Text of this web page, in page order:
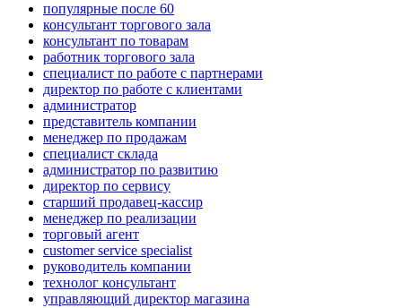
популярные после 60
консультант торгового зала
консультант по товарам
работник торгового зала
специалист по работе с партнерами
директор по работе с клиентами
администратор
представитель компании
менеджер по продажам
специалист склада
администратор по развитию
директор по сервису
старший продавец-кассир
менеджер по реализации
торговый агент
customer service specialist
руководитель компании
технолог консультант
управляющий директор магазина